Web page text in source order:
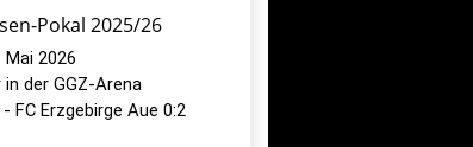
Pokal 2025/26
2026
in der GGZ-Arena
FC Erzgebirge Aue 0:2